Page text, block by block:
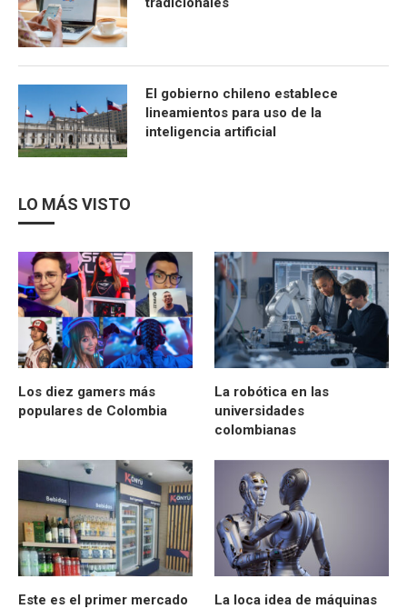
El gobierno chileno establece
lineamientos para uso de la
inteligencia artificial
LO MÁS VISTO
Los diez gamers más
populares de Colombia
La robótica en las
universidades
colombianas
Este es el primer mercado
La loca idea de máquinas